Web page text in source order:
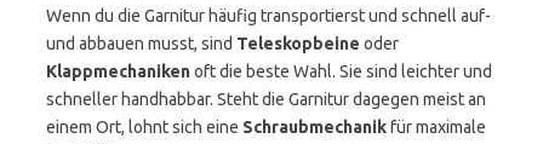
Wenn du die Garnitur häufig transportierst und schnell auf-
und abbauen musst, sind Teleskopbeine oder
Klappmechanikenoft die beste Wahl. Sie sind leichter und
schneller handhabbar. Steht die Garnitur dagegen meist an
einem Ort, lohnt sich eine Schraubmechanikfür maximale